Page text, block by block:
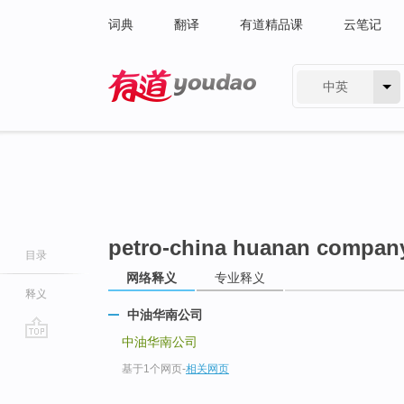
词典 翻译 有道精品课 云笔记
中英
目录
释义
petro-china huanan
网络释义 专业释义
中油华南公司
中油华南公司
基于1个网页-相关网页